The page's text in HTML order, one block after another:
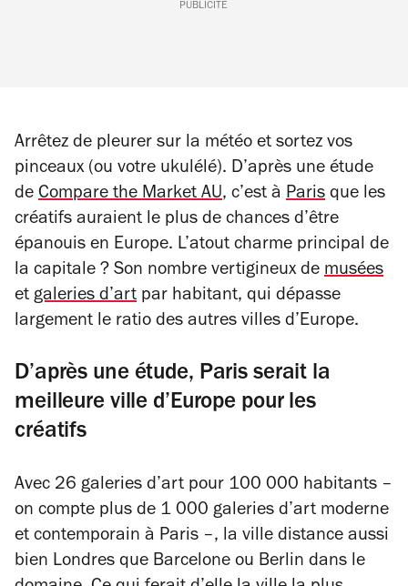
PUBLICITÉ
Arrêtez de pleurer sur la météo et sortez vos
pinceaux (ou votre ukulélé). D’après une étude
de Compare the Market AU, c’est à Paris que les
créatifs auraient le plus de chances d’être
épanouis en Europe. L’atout charme principal de
la capitale ? Son nombre vertigineux de musées
et galeries d’art par habitant, qui dépasse
largement le ratio des autres villes d’Europe.
D’après une étude, Paris serait la
meilleure ville d’Europe pour les
créatifs
Avec 26 galeries d’art pour 100 000 habitants –
on compte plus de 1 000 galeries d’art moderne
et contemporain à Paris –, la ville distance aussi
bien Londres que Barcelone ou Berlin dans le